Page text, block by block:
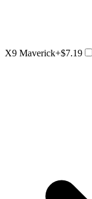
X9 Maverick+$7.19